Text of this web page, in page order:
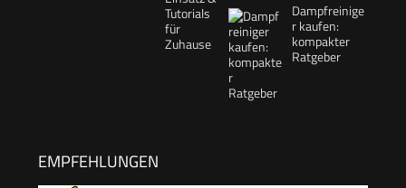
Dampfreinige
r kaufen:
kompakter
Ratgeber
EMPFEHLUNGEN